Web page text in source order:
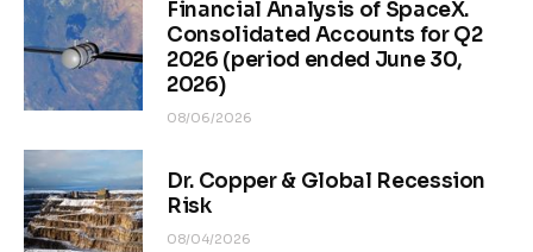
Financial Analysis of SpaceX.
Consolidated Accounts for Q2
2026 (period ended June 30,
2026)
08/06/2026
Dr. Copper & Global Recession
Risk
08/04/2026